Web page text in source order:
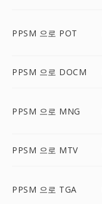
PPSM 으로 POT
PPSM 으로 DOCM
PPSM 으로 MNG
PPSM 으로 MTV
PPSM 으로 TGA